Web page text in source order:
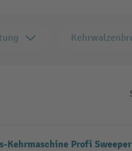
Kehrmaschine Profi